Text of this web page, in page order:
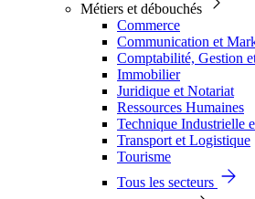
Métiers et débouchés
Commerce
Communication et
Comptabilité, Gestion
Immobilier
Juridique et Notariat
Ressources Humaines
Technique Industrielle
Transport et Logistique
Tourisme
Tous les secteurs